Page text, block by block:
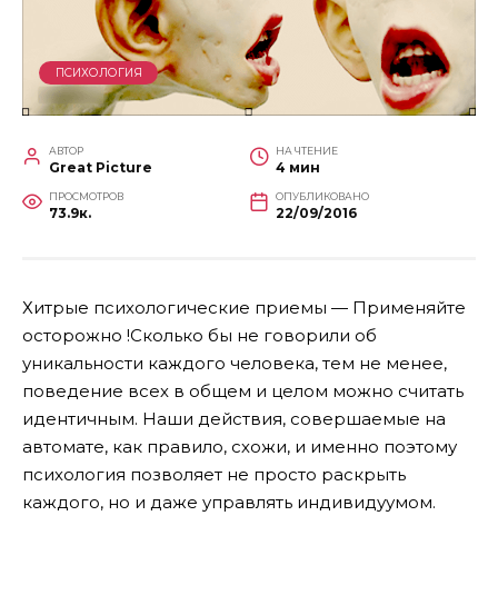
ПСИХОЛОГИЯ
АВТОР
Great Picture
НА ЧТЕНИЕ
4 мин
ПРОСМОТРОВ
73.9к.
ОПУБЛИКОВАНО
22/09/2016
Хитрые психологические приемы — Применяйте
осторожно !Сколько бы не говорили об
уникальности каждого человека, тем не менее,
поведение всех в общем и целом можно считать
идентичным. Наши действия, совершаемые на
автомате, как правило, схожи, и именно поэтому
психология позволяет не просто раскрыть
каждого, но и даже управлять индивидуумом.